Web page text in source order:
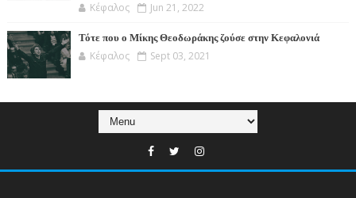
Κέφαλος Jun 21, 2022
Τότε που ο Μίκης Θεοδωράκης ζούσε στην Κεφαλονιά
Κέφαλος Sept 03, 2021